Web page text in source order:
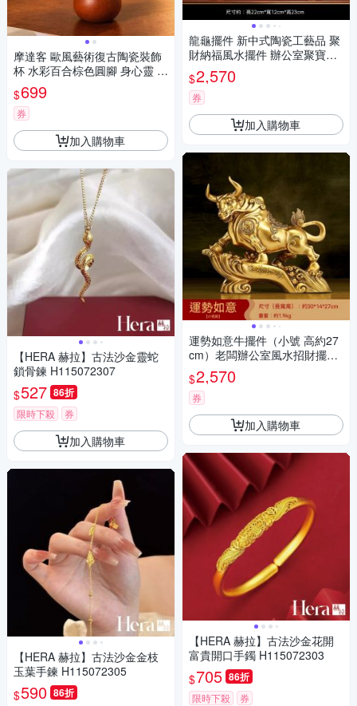
摩達客 歐風藝術復古陶瓷裝飾
杯 水彩百合棕色圓腳 身心靈 可
放水晶淨化能量 多用途薰香蠟
燭首飾品精緻收納容器 風格擺
件
$699
券
加入購物車
【HERA 赫拉】古法沙金靈蛇
鎖骨鍊 H115072307
$527 86折
限時下殺 券
加入購物車
【HERA 赫拉】古法沙金金枝
玉葉手鍊 H115072305
$590 86折
龍龜擺件 新中式陶瓷工藝品 聚
財納福風水擺件 辦公室聚寶盆
招財擺設 家居高檔裝飾
$2,570
券
加入購物車
運勢如意牛擺件（小號 高約27
cm）老闆辦公室風水招財擺件
客廳酒櫃裝飾品 公司店鋪開業
禮物
$2,570
券
加入購物車
【HERA 赫拉】古法沙金花開
富貴開口手鐲 H115072303
$705 86折
限時下殺 券